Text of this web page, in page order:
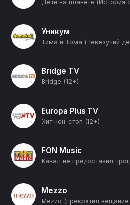
Уникум
Тима и Тома (Невезучий
Bridge TV
Bridge (12+)
Europa Plus TV
Хит нон-стоп (12+)
FON Music
Mezzo